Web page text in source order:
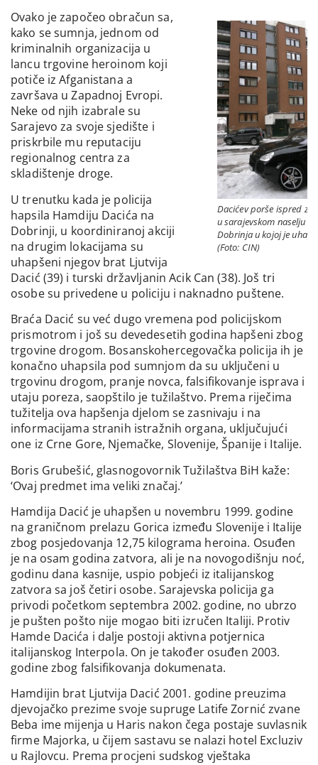
Dacićev porše ispred
u sarajevskom naselju
Dobrinja u kojoj je
(Foto: CIN)
Ovako je započeo obračun sa,
kako se sumnja, jednom od
kriminalnih organizacija u
lancu trgovine heroinom koji
potiče iz Afganistana a
završava u Zapadnoj Evropi.
Neke od njih izabrale su
Sarajevo za svoje sjedište i
priskrbile mu reputaciju
regionalnog centra za
skladištenje droge.
U trenutku kada je policija
hapsila Hamdiju Dacića na
Dobrinji, u koordiniranoj akciji
na drugim lokacijama su
uhapšeni njegov brat Ljutvija
Dacić (39) i turski državljanin Acik Can (38). Još tri
osobe su privedene u policiju i naknadno puštene.
Braća Dacić su već dugo vremena pod policijskom
prismotrom i još su devedesetih godina hapšeni zbog
trgovine drogom. Bosanskohercegovačka policija ih je
konačno uhapsila pod sumnjom da su uključeni u
trgovinu drogom, pranje novca, falsifikovanje isprava i
utaju poreza, saopštilo je tužilaštvo. Prema riječima
tužitelja ova hapšenja djelom se zasnivaju i na
informacijama stranih istražnih organa, uključujući
one iz Crne Gore, Njemačke, Slovenije, Španije i Italije.
Boris Grubešić, glasnogovornik Tužilaštva BiH kaže:
‘Ovaj predmet ima veliki značaj.’
Hamdija Dacić je uhapšen u novembru 1999. godine
na graničnom prelazu Gorica između Slovenije i Italije
zbog posjedovanja 12,75 kilograma heroina. Osuđen
je na osam godina zatvora, ali je na novogodišnju noć,
godinu dana kasnije, uspio pobjeći iz italijanskog
zatvora sa još četiri osobe. Sarajevska policija ga
privodi početkom septembra 2002. godine, no ubrzo
je pušten pošto nije mogao biti izručen Italiji. Protiv
Hamde Dacića i dalje postoji aktivna potjernica
italijanskog Interpola. On je također osuđen 2003.
godine zbog falsifikovanja dokumenata.
Hamdijin brat Ljutvija Dacić 2001. godine preuzima
djevojačko prezime svoje supruge Latife Zornić zvane
Beba ime mijenja u Haris nakon čega postaje suvlasnik
firme Majorka, u čijem sastavu se nalazi hotel Excluziv
u Rajlovcu. Prema procjeni sudskog vještaka